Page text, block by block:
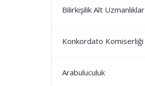
Bilirkişilik Alt Uzmanlıklar
Konkordato Komiserliği
Arabuluculuk